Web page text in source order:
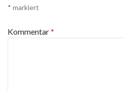
* markiert
Kommentar*